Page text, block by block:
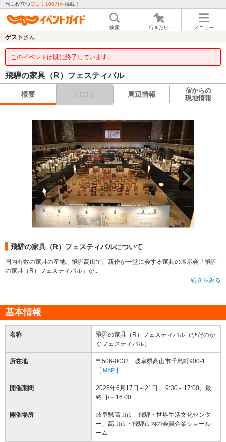
旅に役立つ口コミ100万件掲載！
検索 行きたい メニュー
ゲスト さん
このイベントは既に終了しています。
飛騨の家具（R）フェスティバル
概要 口コミ 周辺情報
宿からの
現地情報
飛騨の家具（R）フェスティバルについて
国内有数の家具の産地、飛騨高山で、新作が一堂に会する家具の展示会「飛騨
の家具（R）フェスティバル」が...
続きをみる
基本情報
名称
飛騨の家具（R）フェスティバル（ひだのか
ぐフェスティバル）
所在地 〒506-0032 岐阜県高山市千島町900-1
MAP
開催期間
2026年6月17日～21日 9:30～17:00、最
終日/～16:00
開催場所
岐阜県高山市 飛騨・世界生活文化センタ
ー、高山市・飛騨市内の会員企業ショール
ーム